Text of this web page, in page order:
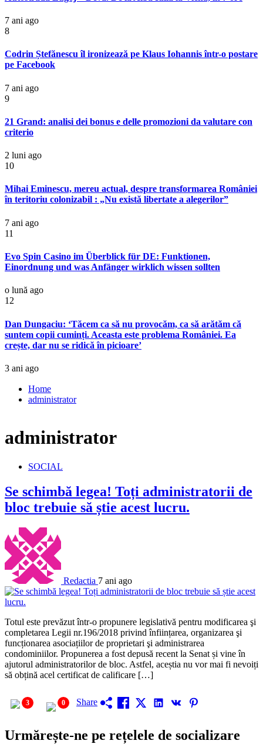
7 ani ago
8
Codrin Ștefănescu îl ironizează pe Klaus Iohannis într-o postare
pe Facebook
7 ani ago
9
21 Grand: analisi dei bonus e delle promozioni da valutare con
criterio
2 luni ago
10
Mihai Eminescu, mereu actual, despre transformarea României
în teritoriu colonizabil : „Nu există libertate a alegerilor”
7 ani ago
11
Evo Spin Casino im Überblick für DE: Funktionen,
Einordnung und was Anfänger wirklich wissen sollten
o lună ago
12
Dan Dungaciu: ‘Tăcem ca să nu provocăm, ca să arătăm că
suntem copii cuminți. Aceasta este problema României. Ea
crește, dar nu se ridică în picioare’
3 ani ago
Home
administrator
administrator
SOCIAL
Se schimbă legea! Toți administratorii de
bloc trebuie să știe acest lucru.
Redactia 7 ani ago
Totul este prevăzut într-o propunere legislativă pentru modificarea şi
completarea Legii nr.196/2018 privind înființarea, organizarea şi
funcționarea asociațiilor de proprietari şi administrarea
condominiilor. Propunerea a fost depusă recent la Senat și vine în
ajutorul administratorilor de bloc. Astfel, aceștia nu vor mai fi nevoiți
să obțină acel certificat de calificare […]
3 0 Share
Urmărește-ne pe rețelele de socializare